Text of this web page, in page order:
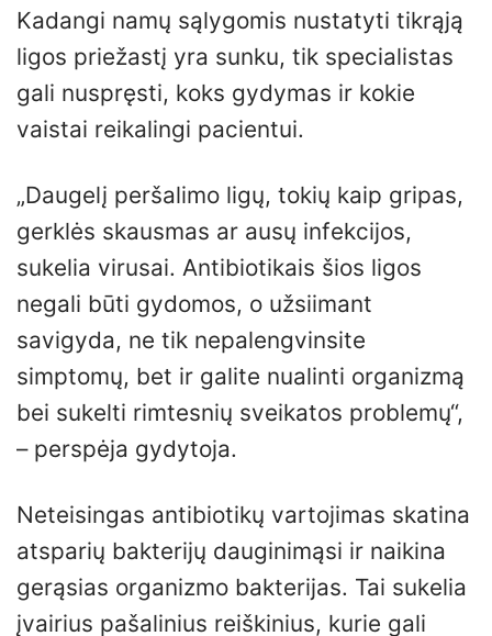
Kadangi namų sąlygomis nustatyti tikrąją
ligos priežastį yra sunku, tik specialistas
gali nuspręsti, koks gydymas ir kokie
vaistai reikalingi pacientui.
„Daugelį peršalimo ligų, tokių kaip gripas,
gerklės skausmas ar ausų infekcijos,
sukelia virusai. Antibiotikais šios ligos
negali būti gydomos, o užsiimant
savigyda, ne tik nepalengvinsite
simptomų, bet ir galite nualinti organizmą
bei sukelti rimtesnių sveikatos problemų“,
– perspėja gydytoja.
Neteisingas antibiotikų vartojimas skatina
atsparių bakterijų dauginimąsi ir naikina
gerąsias organizmo bakterijas. Tai sukelia
įvairius pašalinius reiškinius, kurie gali